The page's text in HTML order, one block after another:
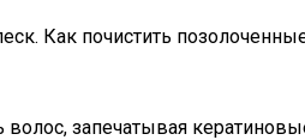
Как почистить
запечатывая